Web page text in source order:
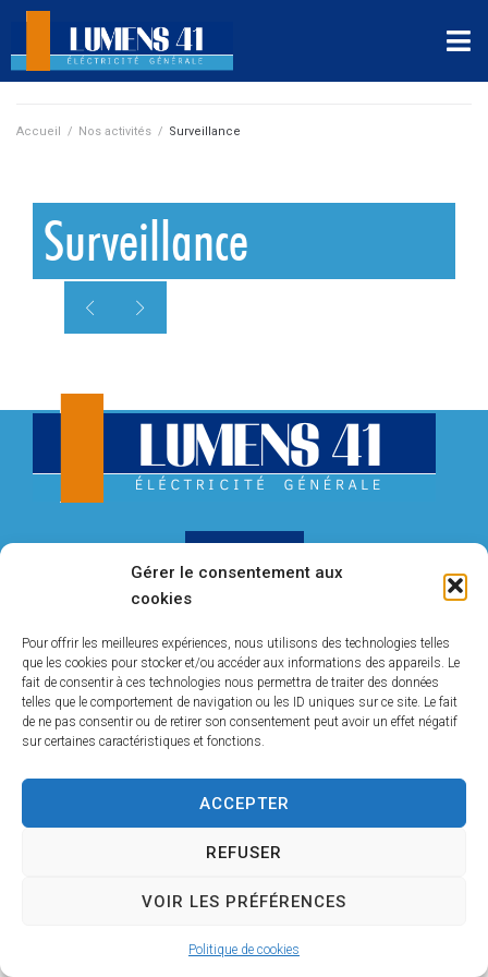
Gérer le consentement aux
cookies
Pour offrir les meilleures expériences, nous utilisons des technologies telles
que les cookies pour stocker et/ou accéder aux informations des appareils. Le
fait de consentir à ces technologies nous permettra de traiter des données
telles que le comportement de navigation ou les ID uniques sur ce site. Le fait
de ne pas consentir ou de retirer son consentement peut avoir un effet négatif
sur certaines caractéristiques et fonctions.
ACCEPTER
REFUSER
VOIR LES PRÉFÉRENCES
Politique de cookies
Accueil / Nos activités / Surveillance
Surveillance